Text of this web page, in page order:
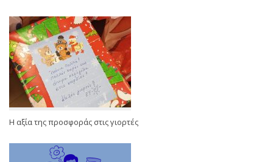
Η αξία της προσφοράς στις γιορτές